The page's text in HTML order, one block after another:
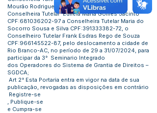
Mourão Rodrigues-CPF:466223812-91
Conselheira Tutelar Edileia Maria Gomes Jacinto
CPF:681036202-97 a Conselheira Tutelar Maria do
Socorro Sousa e Silva CPF:391333382-72, o
Conselheiro Tutelar Frank Esdras Rego de Souza
CPF:966145522-87, pelo deslocamento a cidade de
Rio Branco-AC, no período de 29 a 31/07/2024, para
participar da 3° Seminario Integrado
dos Operadores do Sistema de Grantia de Direitos –
SGDCA;
Art 2° Esta Portaria entra em vigor na data de sua
publicação, revogadas as disposições em contrário
Registre-se
, Publique-se
e Cumpra-se